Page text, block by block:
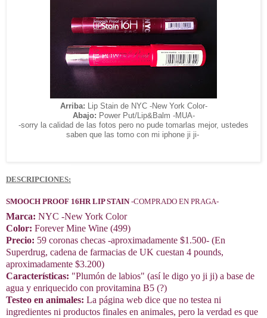
Arriba:
Lip Stain de NYC -New York Color-
Abajo: Power Put/Lip&Balm -MUA-
-sorry la calidad de las fotos pero no pude tomarlas mejor, ustedes
saben que las tomo con mi iphone ji ji-
DESCRIPCIONES:
SMOOCH PROOF 16HR LIP STAIN-COMPRADO EN PRAGA-
Marca: NYC -New York Color
Color: Forever Mine Wine (499)
Precio: 59 coronas checas -aproximadamente $1.500- (En
Superdrug, cadena de farmacias de UK cuestan 4 pounds,
aproximadamente $3.200)
Características: "Plumón de labios" (así le digo yo ji ji) a base de
agua y enriquecido con provitamina B5 (?)
Testeo en animales: La página web dice que no testea ni
ingredientes ni productos finales en animales, pero la verdad es que